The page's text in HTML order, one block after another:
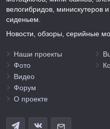
велогибридов, минискутеров
сиденьем.
Новости, обзоры, серийные
Наши проекты
Фото
Видео
Форум
О проекте